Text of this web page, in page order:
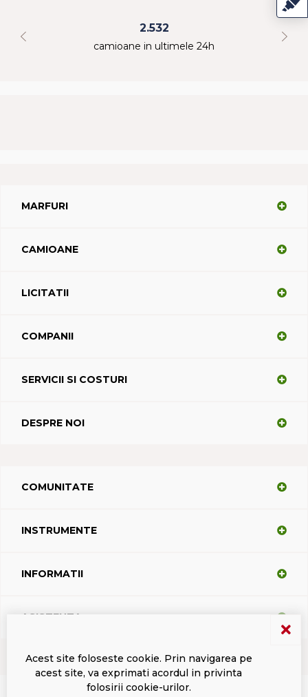
2.532
camioane in ultimele 24h
MARFURI
CAMIOANE
LICITATII
COMPANII
SERVICII SI COSTURI
DESPRE NOI
COMUNITATE
INSTRUMENTE
INFORMATII
ASISTENTA
Politica de confidentialitate
Acest site foloseste cookie. Prin navigarea pe
acest site, va exprimati acordul in privinta
folosirii cookie-urilor.